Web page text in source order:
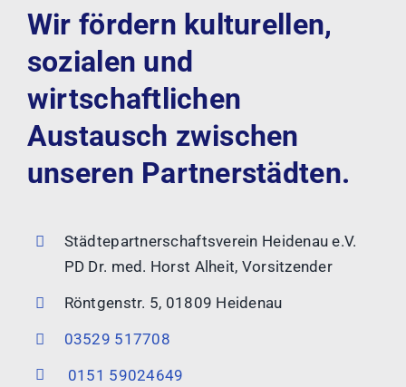
Wir fördern kulturellen,
sozialen und
wirtschaftlichen
Austausch zwischen
unseren Partnerstädten.
Städtepartnerschaftsverein Heidenau e.V.
PD Dr. med. Horst Alheit, Vorsitzender
Röntgenstr. 5, 01809 Heidenau
03529 517708
0151 59024649